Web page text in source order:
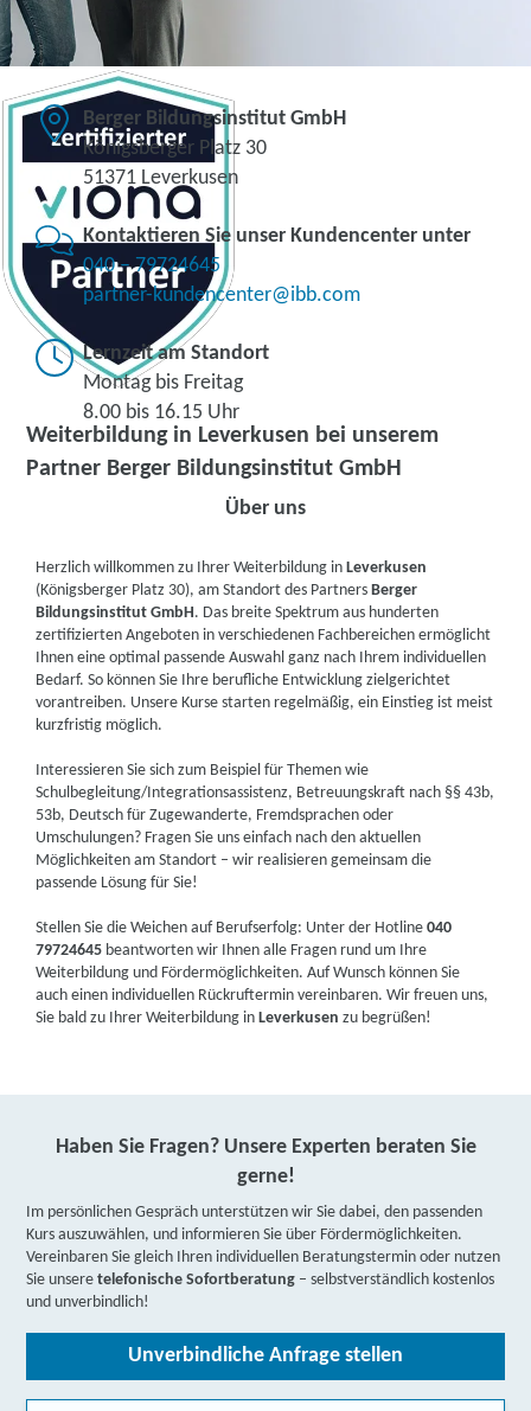
Weiterbildung in Leverkusen bei unserem
Partner Berger Bildungsinstitut GmbH
Berger Bildungsinstitut GmbH
Königsberger Platz 30
51371 Leverkusen
Kontaktieren Sie unser Kundencenter unter
040 – 79724645
partner-kundencenter@ibb.com
Lernzeit am Standort
Montag bis Freitag
8.00 bis 16.15 Uhr
Über uns
Herzlich willkommen zu Ihrer Weiterbildung inLeverkusen
(Königsberger Platz 30), am Standort des PartnersBerger
Bildungsinstitut GmbH. Das breite Spektrum aus hunderten
zertifizierten Angeboten in verschiedenen Fachbereichen ermöglicht
Ihnen eine optimal passende Auswahl ganz nach Ihrem individuellen
Bedarf. So können Sie Ihre berufliche Entwicklung zielgerichtet
vorantreiben. Unsere Kurse starten regelmäßig, ein Einstieg ist meist
kurzfristig möglich.
Interessieren Sie sich zum Beispiel für Themen wie
Schulbegleitung/Integrationsassistenz, Betreuungskraft nach §§ 43b,
53b, Deutsch für Zugewanderte, Fremdsprachen oder
Umschulungen? Fragen Sie uns einfach nach den aktuellen
Möglichkeiten am Standort – wir realisieren gemeinsam die
passende Lösung für Sie!
Stellen Sie die Weichen auf Berufserfolg: Unter der Hotline040
79724645 beantworten wir Ihnen alle Fragen rund um Ihre
Weiterbildung und Fördermöglichkeiten. Auf Wunsch können Sie
auch einen individuellen Rückruftermin vereinbaren. Wir freuen uns,
Sie bald zu Ihrer Weiterbildung inLeverkusen zu begrüßen!
Haben Sie Fragen? Unsere Experten beraten Sie
gerne!
Im persönlichen Gespräch unterstützen wir Sie dabei, den passenden
Kurs auszuwählen, und informieren Sie über Fördermöglichkeiten.
Vereinbaren Sie gleich Ihren individuellen Beratungstermin oder nutzen
Sie unseretelefonische Sofortberatung – selbstverständlich kostenlos
und unverbindlich!
Unverbindliche Anfrage stellen